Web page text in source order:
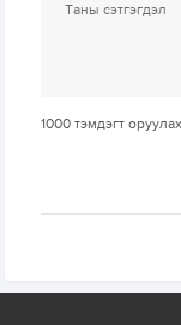
1000 тэмдэгт